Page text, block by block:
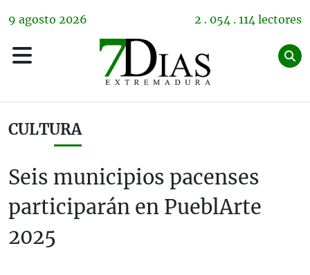
9 agosto 2026 2 . 054 . 114 lectores
CULTURA
Seis municipios pacenses
participarán en PueblArte
2025